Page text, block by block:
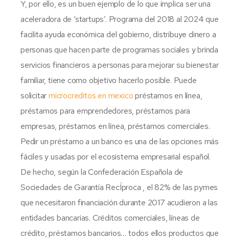
Y, por ello, es un buen ejemplo de lo que implica ser una
aceleradora de ‘startups’. Programa del 2018 al 2024 que
facilita ayuda económica del gobierno, distribuye dinero a
personas que hacen parte de programas sociales y brinda
servicios financieros a personas para mejorar su bienestar
familiar, tiene como objetivo hacerlo posible. Puede
solicitarmicrocreditos en mexicopréstamos en línea,
préstamos para emprendedores, préstamos para
empresas, préstamos en línea, préstamos comerciales.
Pedir un préstamo a un banco es una de las opciones más
fáciles y usadas por el ecosistema empresarial español.
De hecho, según la Confederación Española de
Sociedades de Garantía RecÍproca , el 82% de las pymes
que necesitaron financiación durante 2017 acudieron a las
entidades bancarias. Créditos comerciales, líneas de
crédito, préstamos bancarios… todos ellos productos que